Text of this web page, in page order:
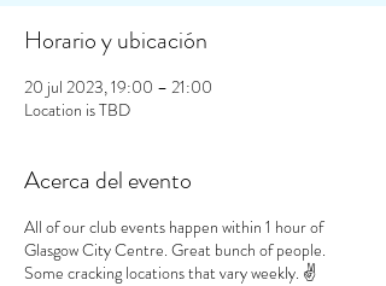
Horario y ubicación
20 jul 2023, 19:00 – 21:00
Location is TBD
Acerca del evento
All of our club events happen within 1 hour of
Glasgow City Centre. Great bunch of people.
Some cracking locations that vary weekly. ✌️